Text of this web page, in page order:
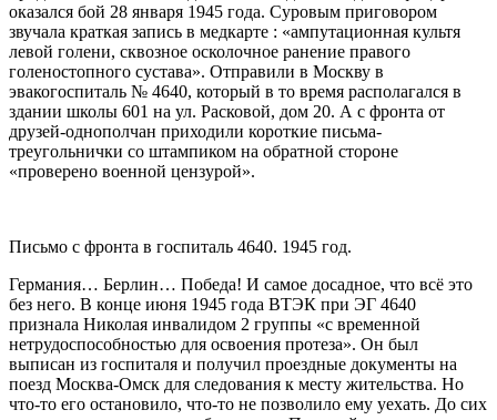
оказался бой 28 января 1945 года. Суровым приговором
звучала краткая запись в медкарте : «ампутационная культя
левой голени, сквозное осколочное ранение правого
голеностопного сустава». Отправили в Москву в
эвакогоспиталь № 4640, который в то время располагался в
здании школы 601 на ул. Расковой, дом 20. А с фронта от
друзей-однополчан приходили короткие письма-
треугольнички со штампиком на обратной стороне
«проверено военной цензурой».
Письмо с фронта в госпиталь 4640. 1945 год.
Германия… Берлин… Победа! И самое досадное, что всё это
без него. В конце июня 1945 года ВТЭК при ЭГ 4640
признала Николая инвалидом 2 группы «с временной
нетрудоспособностью для освоения протеза». Он был
выписан из госпиталя и получил проездные документы на
поезд Москва-Омск для следования к месту жительства. Но
что-то его остановило, что-то не позволило ему уехать. До сих